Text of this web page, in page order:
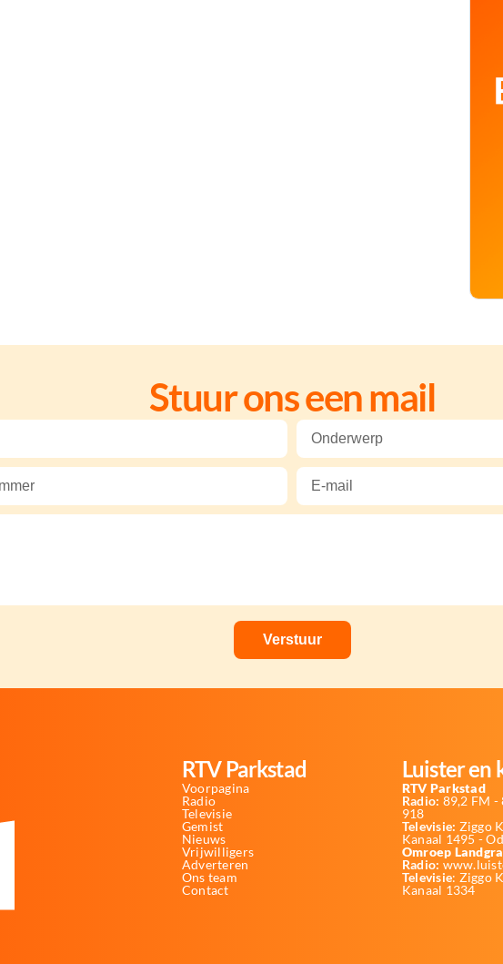
Stuur ons een mail
RTV Parkstad
Voorpagina
Radio
Televisie
Gemist
Nieuws
Vrijwilligers
Adverteren
Ons team
Contact
Luister en
RTV Parkstad
Radio: 89,2 FM -
918
Televisie: Ziggo
Kanaal 1495 -
Omroep
Radio:
Televisie: Ziggo
Kanaal 1334